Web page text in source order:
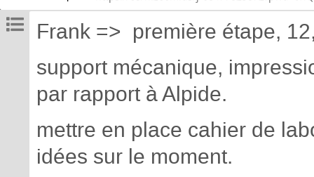
Frank => première étape,
support mécanique,
par rapport à Alpide.
mettre en place cahier de
idées sur le moment.